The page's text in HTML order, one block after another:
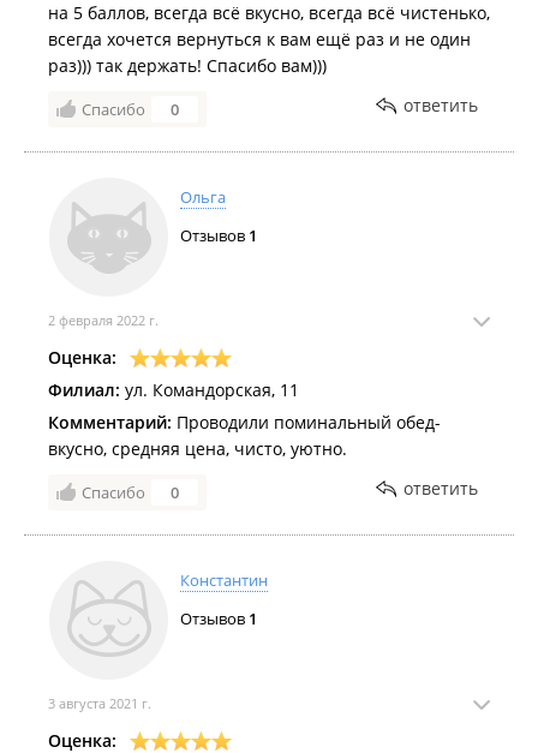
на 5 баллов, всегда всё вкусно, всегда всё чистенько,
всегда хочется вернуться к вам ещё раз и не один
раз))) так держать! Спасибо вам)))
Спасибо 0 ответить
Ольга
Отзывов 1
2 февраля 2022 г.
Оценка:
Филиал: ул. Командорская, 11
Комментарий: Проводили поминальный обед-
вкусно, средняя цена, чисто, уютно.
Спасибо 0 ответить
Константин
Отзывов 1
3 августа 2021 г.
Оценка: